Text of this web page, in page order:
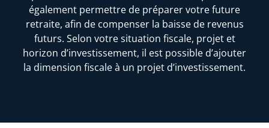
également permettre de préparer votre future
retraite, afin de compenser la baisse de revenus
futurs. Selon votre situation fiscale, projet et
horizon d’investissement, il est possible d’ajouter
la dimension fiscale à un projet d’investissement.